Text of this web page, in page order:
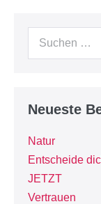
Neueste
Natur
Entscheide
JETZT
Vertrauen